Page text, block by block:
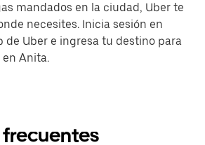
mandados en la ciudad, Uber te
necesites. Inicia sesión en
de Uber e ingresa tu destino para
en Anita.